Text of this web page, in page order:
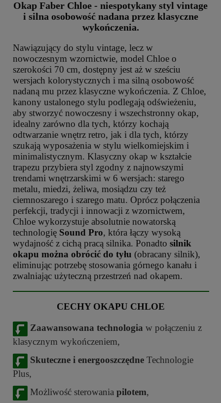
Okap Faber Chloe - niespotykany styl vintage
i silna osobowość nadana przez klasyczne
wykończenia.
Nawiązujący do stylu vintage, lecz w
nowoczesnym wzornictwie, model Chloe o
szerokości 70 cm, dostępny jest aż w sześciu
wersjach kolorystycznych i ma silną osobowość
nadaną mu przez klasyczne wykończenia. Z Chloe,
kanony ustalonego stylu podlegają odświeżeniu,
aby stworzyć nowoczesny i wszechstronny okap,
idealny zarówno dla tych, którzy kochają
odtwarzanie wnętrz retro, jak i dla tych, którzy
szukają wyposażenia w stylu wielkomiejskim i
minimalistycznym. Klasyczny okap w kształcie
trapezu przybiera styl zgodny z najnowszymi
trendami wnętrzarskimi w 6 wersjach: starego
metalu, miedzi, żeliwa, mosiądzu czy też
ciemnoszarego i szarego matu. Oprócz połączenia
perfekcji, tradycji i innowacji z wzornictwem,
Chloe wykorzystuje absolutnie nowatorską
technologię Sound Pro, która łączy wysoką
wydajność z cichą pracą silnika. Ponadto silnik
okapu można obrócić do tyłu (obracany silnik),
eliminując potrzebę stosowania górnego kanału i
zwalniając użyteczną przestrzeń nad okapem.
CECHY OKAPU CHLOE
Zaawansowana technologia w połączeniu z
klasycznym wykończeniem,
Skuteczne i energooszczędne Technologie
Plus,
Możliwość sterowania pilotem,